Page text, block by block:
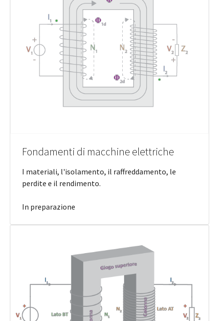
Fondamenti di macchine elettriche
I materiali, l'isolamento, il raffreddamento, le
perdite e il rendimento.
In preparazione